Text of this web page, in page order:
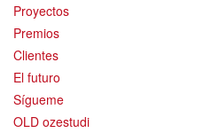
Proyectos
Premios
Clientes
El futuro
Sígueme
OLD ozestudi